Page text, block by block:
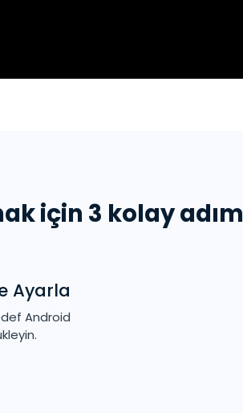
için 3 kolay adım
Ayarla
Android